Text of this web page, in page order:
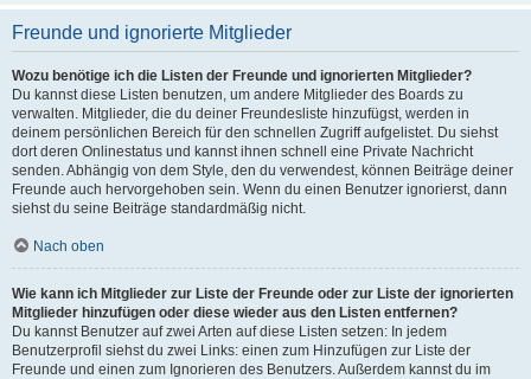
Freunde und ignorierte Mitglieder
Wozu benötige ich die Listen der Freunde und ignorierten Mitglieder?
Du kannst diese Listen benutzen, um andere Mitglieder des Boards zu
verwalten. Mitglieder, die du deiner Freundesliste hinzufügst, werden in
deinem persönlichen Bereich für den schnellen Zugriff aufgelistet. Du siehst
dort deren Onlinestatus und kannst ihnen schnell eine Private Nachricht
senden. Abhängig von dem Style, den du verwendest, können Beiträge deiner
Freunde auch hervorgehoben sein. Wenn du einen Benutzer ignorierst, dann
siehst du seine Beiträge standardmäßig nicht.
Nach oben
Wie kann ich Mitglieder zur Liste der Freunde oder zur Liste der ignorierten
Mitglieder hinzufügen oder diese wieder aus den Listen entfernen?
Du kannst Benutzer auf zwei Arten auf diese Listen setzen: In jedem
Benutzerprofil siehst du zwei Links: einen zum Hinzufügen zur Liste der
Freunde und einen zum Ignorieren des Benutzers. Außerdem kannst du im